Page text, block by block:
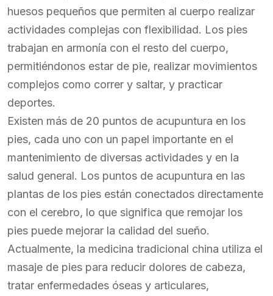
huesos pequeños que permiten al cuerpo realizar
actividades complejas con flexibilidad. Los pies
trabajan en armonía con el resto del cuerpo,
permitiéndonos estar de pie, realizar movimientos
complejos como correr y saltar, y practicar
deportes.
Existen más de 20 puntos de acupuntura en los
pies, cada uno con un papel importante en el
mantenimiento de diversas actividades y en la
salud general. Los puntos de acupuntura en las
plantas de los pies están conectados directamente
con el cerebro, lo que significa que remojar los
pies puede mejorar la calidad del sueño.
Actualmente, la medicina tradicional china utiliza el
masaje de pies para reducir dolores de cabeza,
tratar enfermedades óseas y articulares,